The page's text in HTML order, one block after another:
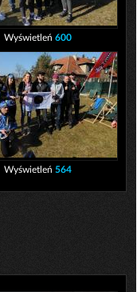
Wyświetleń 600
Wyświetleń 564